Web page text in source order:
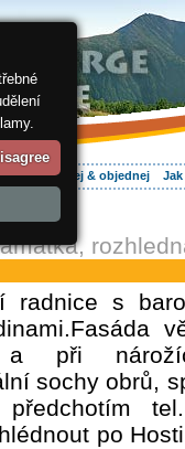
Hledej & objednej
radnice s
a při
sochy obrů,
předchotím
po